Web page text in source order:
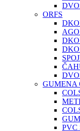
ORFS
GUMENA
PVC